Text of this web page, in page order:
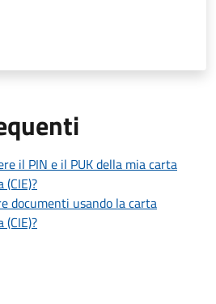
il PIN e il PUK della mia carta
documenti usando la carta